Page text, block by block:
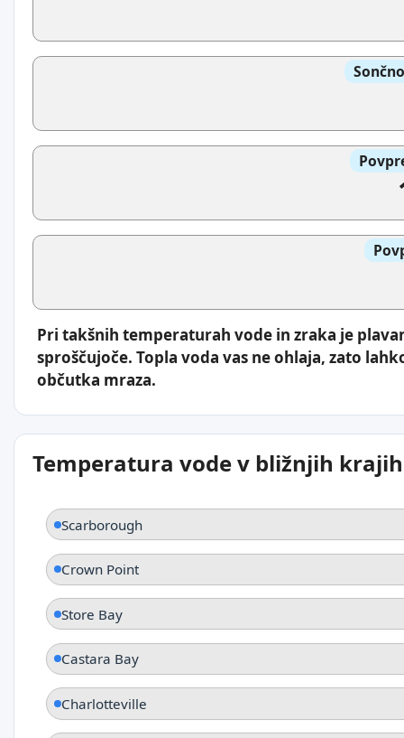
Pri takšnih temperaturah vode in zraka je
sproščujoče. Topla voda vas ne ohlaja, zato
občutka mraza.
Temperatura vode v bližnjih krajih
Scarborough
Crown Point
Store Bay
Castara Bay
Charlotteville